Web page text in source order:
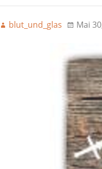
blut_und_glas Mai